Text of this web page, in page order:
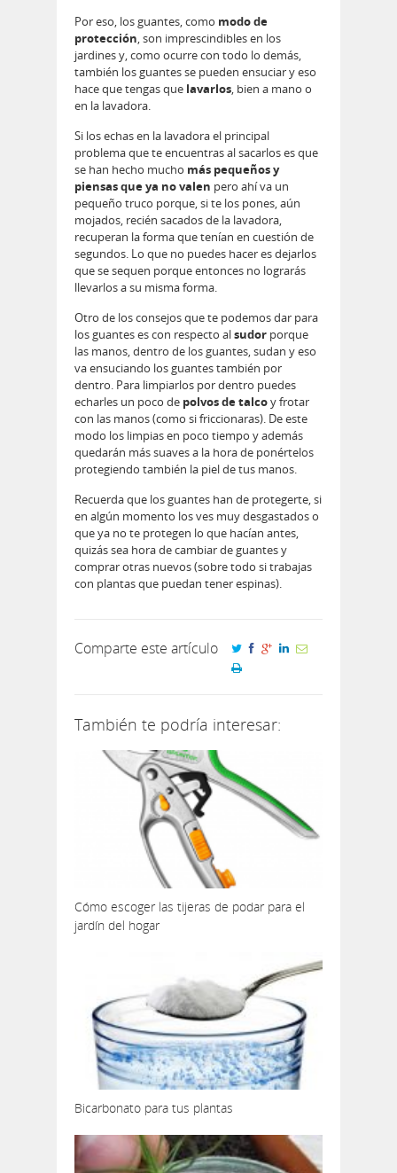
Por eso, los guantes, como modo de
protección, son imprescindibles en los
jardines y, como ocurre con todo lo demás,
también los guantes se pueden ensuciar y eso
hace que tengas que lavarlos, bien a mano o
en la lavadora.
Si los echas en la lavadora el principal
problema que te encuentras al sacarlos es que
se han hecho mucho más pequeños y
piensas que ya no valen pero ahí va un
pequeño truco porque, si te los pones, aún
mojados, recién sacados de la lavadora,
recuperan la forma que tenían en cuestión de
segundos. Lo que no puedes hacer es dejarlos
que se sequen porque entonces no lograrás
llevarlos a su misma forma.
Otro de los consejos que te podemos dar para
los guantes es con respecto alsudor porque
las manos, dentro de los guantes, sudan y eso
va ensuciando los guantes también por
dentro. Para limpiarlos por dentro puedes
echarles un poco de polvos de talcoy frotar
con las manos (como si friccionaras). De este
modo los limpias en poco tiempo y además
quedarán más suaves a la hora de ponértelos
protegiendo también la piel de tus manos.
Recuerda que los guantes han de protegerte, si
en algún momento los ves muy desgastados o
que ya no te protegen lo que hacían antes,
quizás sea hora de cambiar de guantes y
comprar otras nuevos (sobre todo si trabajas
con plantas que puedan tener espinas).
Comparte este artículo
También te podría interesar:
Cómo escoger las tijeras de podar para el
jardín del hogar
Bicarbonato para tus plantas